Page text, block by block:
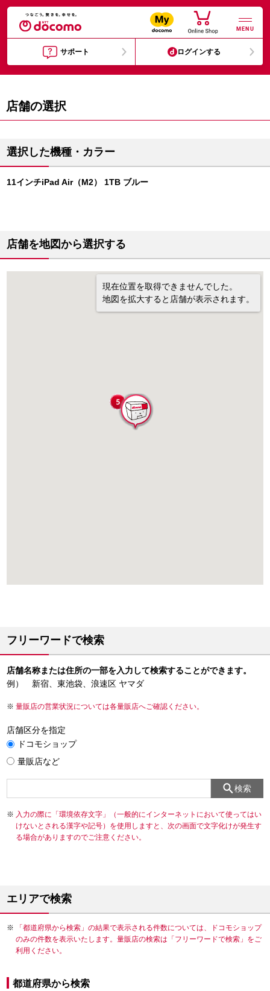
MENU
サポート ログインする
店舗の選択
選択した機種・カラー
11インチiPad Air（M2） 1TB ブルー
店舗を地図から選択する
現在位置を取得できませんでした。
地図を拡大すると店舗が表示されます。
フリーワードで検索
店舗名称または住所の一部を入力して検索することができます。
例） 新宿、東池袋、浪速区 ヤマダ
量販店の営業状況については各量販店へご確認ください。
店舗区分を指定
ドコモショップ
量販店など
検索
入力の際に「環境依存文字」（一般的にインターネットにおいて使ってはい
けないとされる漢字や記号）を使用しますと、次の画面で文字化けが発生す
る場合がありますのでご注意ください。
エリアで検索
「都道府県から検索」の結果で表示される件数については、ドコモショップ
のみの件数を表示いたします。量販店の検索は「フリーワードで検索」をご
利用ください。
都道府県から検索